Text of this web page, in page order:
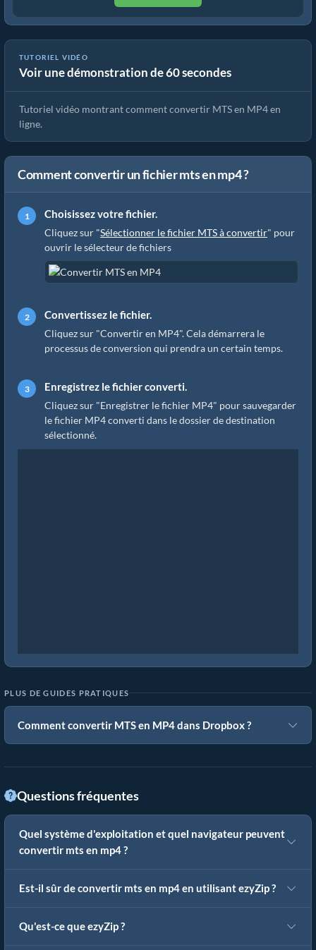
TUTORIEL VIDÉO
Voir une démonstration de 60 secondes
Comment convertir MTS en MP4 en quelques secondes !
Tutoriel vidéo montrant comment convertir MTS en MP4 en
ligne.
Comment convertir un fichier mts en mp4 ?
Choisissez votre fichier.
Cliquez sur "Sélectionner le fichier MTS à convertir" pour
ouvrir le sélecteur de fichiers
Convertissez le fichier.
Cliquez sur "Convertir en MP4". Cela démarrera le
processus de conversion qui prendra un certain temps.
Enregistrez le fichier converti.
Cliquez sur "Enregistrer le fichier MP4" pour sauvegarder
le fichier MP4 converti dans le dossier de destination
sélectionné.
PLUS DE GUIDES PRATIQUES
Comment convertir MTS en MP4 dans Dropbox ?
Questions fréquentes
Quel système d'exploitation et quel navigateur peuvent
convertir mts en mp4 ?
Est-il sûr de convertir mts en mp4 en utilisant ezyZip ?
Qu'est-ce que ezyZip ?